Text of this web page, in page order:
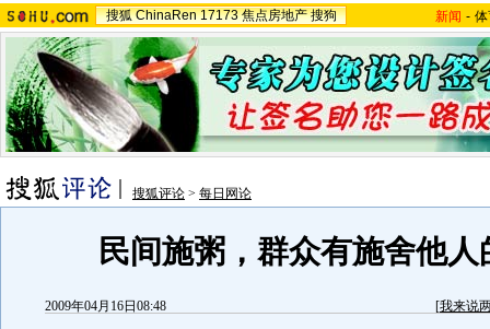
搜狐 ChinaRen 17173 焦点房地产 搜狗 新闻 -
搜狐评论 > 每日网论
民间施粥，群众有施舍他人
2009年04月16日08:48 [我来说